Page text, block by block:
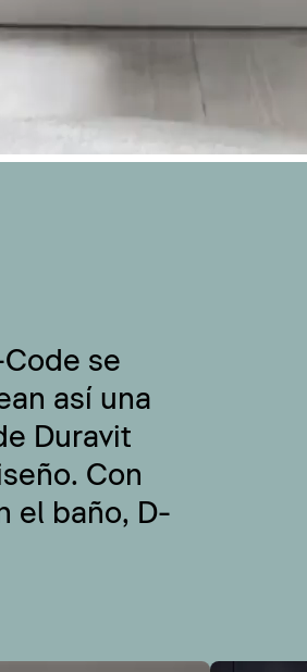
se
así una
Duravit
Con
el baño, D-